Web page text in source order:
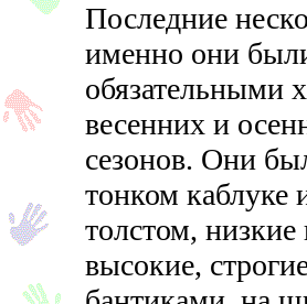
Последние
именно они
обязательными
весенних и
сезонов. Они
тонком каблуке
толстом, низкие
высокие,